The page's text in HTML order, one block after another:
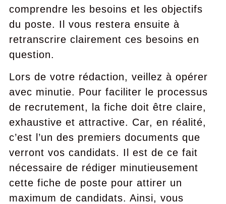
comprendre les besoins et les objectifs
du poste. Il vous restera ensuite à
retranscrire clairement ces besoins en
question.
Lors de votre rédaction, veillez à opérer
avec minutie. Pour faciliter le processus
de recrutement, la fiche doit être claire,
exhaustive et attractive. Car, en réalité,
c’est l’un des premiers documents que
verront vos candidats. Il est de ce fait
nécessaire de rédiger minutieusement
cette fiche de poste pour attirer un
maximum de candidats. Ainsi, vous